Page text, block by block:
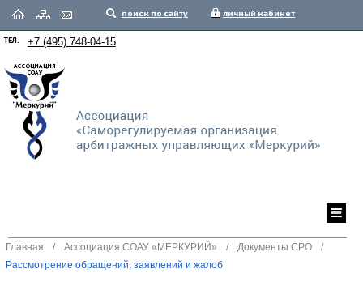
поиск по сайту личный кабинет
ТЕЛ. +7 (495) 748-04-15
Главная / Ассоциация СОАУ «МЕРКУРИЙ» / Документы СРО
/
Рассмотрение обращений, заявлений и жалоб